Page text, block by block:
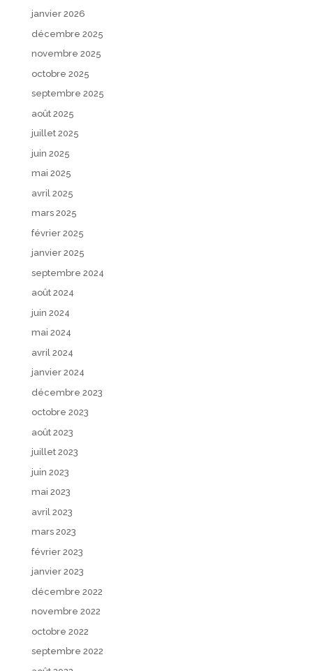
janvier 2026
décembre 2025
novembre 2025
octobre 2025
septembre 2025
août 2025
juillet 2025
juin 2025
mai 2025
avril 2025
mars 2025
février 2025
janvier 2025
septembre 2024
août 2024
juin 2024
mai 2024
avril 2024
janvier 2024
décembre 2023
octobre 2023
août 2023
juillet 2023
juin 2023
mai 2023
avril 2023
mars 2023
février 2023
janvier 2023
décembre 2022
novembre 2022
octobre 2022
septembre 2022